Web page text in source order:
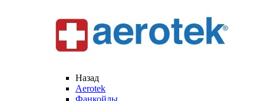
Назад
Aerotek
Фанкойлы